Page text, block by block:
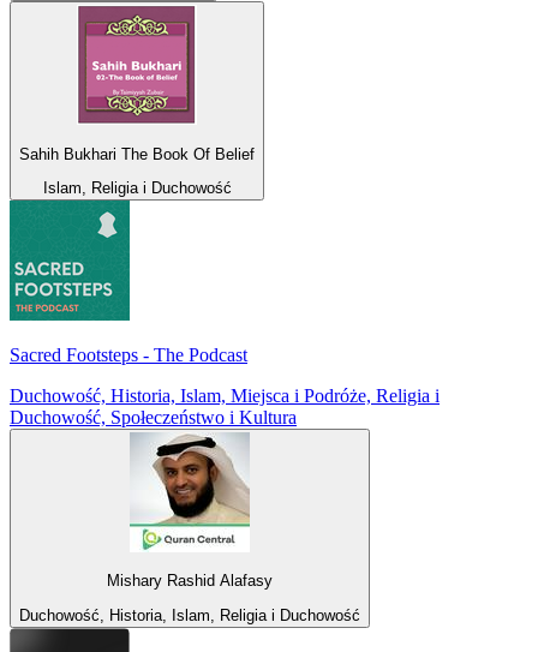
Sahih Bukhari The Book Of Belief
Islam, Religia i Duchowość
Sacred Footsteps - The Podcast
Duchowość, Historia, Islam, Miejsca i Podróże, Religia i
Duchowość, Społeczeństwo i Kultura
Mishary Rashid Alafasy
Duchowość, Historia, Islam, Religia i Duchowość